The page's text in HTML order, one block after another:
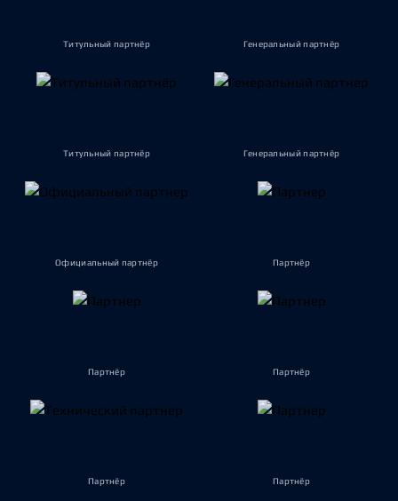
Титульный партнёр Генеральный партнёр
Титульный партнёр Генеральный партнёр
Официальный партнёр Партнёр
Партнёр Партнёр
Партнёр Партнёр